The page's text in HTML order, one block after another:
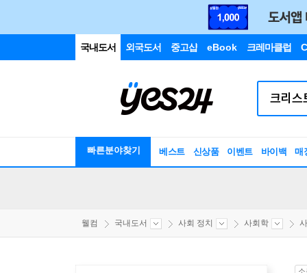
국내도서 외국도서 중고샵 eBook 크레마클럽
빠른분야찾기 베스트 신상품 이벤트 바이백 매
웰컴 국내도서 사회 정치 사회학